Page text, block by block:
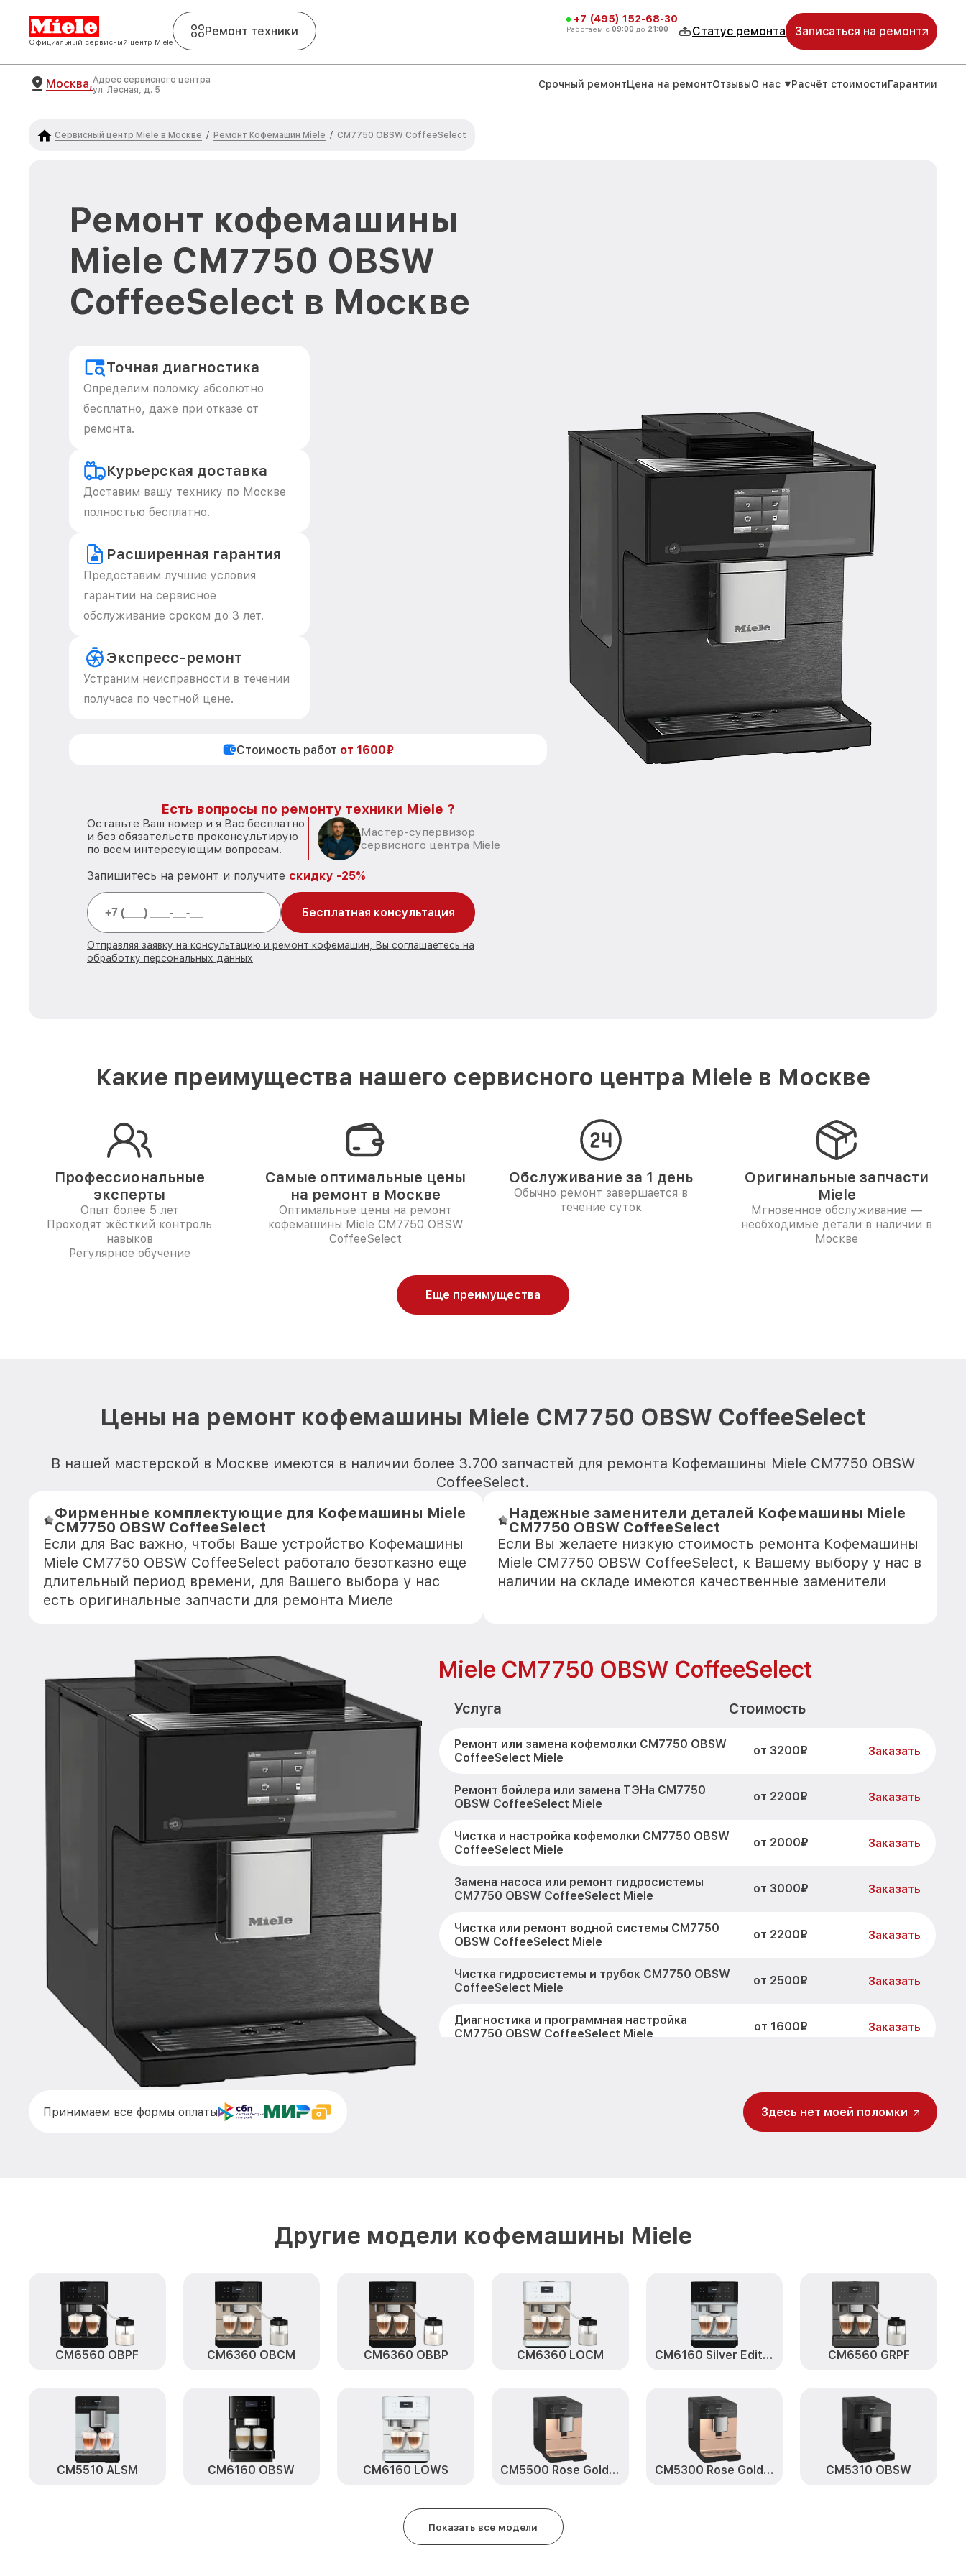
Официальный сервисный центр Miele
Ремонт техники
+7 (495) 152-68-30
Работаем с 09:00 до 21:00 Статус ремонта Записаться на ремонт
Москва,Адрес сервисного центра
ул. Лесная, д. 5
Срочный ремонтЦена на ремонтОтзывыО нас Расчёт стоимостиГарантии
Сервисный центр Miele в Москве / Ремонт Кофемашин Miele / CM7750 OBSW CoffeeSelect
Ремонт кофемашины
Miele CM7750 OBSW
CoffeeSelect в Москве
Точная диагностика
Определим поломку абсолютно
бесплатно, даже при отказе от
ремонта.
Курьерская доставка
Доставим вашу технику по Москве
полностью бесплатно.
Расширенная гарантия
Предоставим лучшие условия
гарантии на сервисное
обслуживание сроком до 3 лет.
Экспресс-ремонт
Устраним неисправности в течении
получаса по честной цене.
Стоимость работ от 1600₽
Есть вопросы по ремонту техники Miele ?
Оставьте Ваш номер и я Вас бесплатно
и без обязательств проконсультирую
по всем интересующим вопросам.
Мастер-супервизор
сервисного центра Miele
Запишитесь на ремонт и получите скидку -25%
Бесплатная консультация
Отправляя заявку на консультацию и ремонт кофемашин, Вы соглашаетесь на
обработку персональных данных
Какие преимущества нашего сервисного центра Miele в Москве
Профессиональные
эксперты
Опыт более 5 лет
Проходят жёсткий контроль
навыков
Регулярное обучение
Самые оптимальные цены
на ремонт в Москве
Оптимальные цены на ремонт
кофемашины Miele CM7750 OBSW
CoffeeSelect
Обслуживание за 1 день
Обычно ремонт завершается в
течение суток
Оригинальные запчасти
Miele
Мгновенное обслуживание —
необходимые детали в наличии в
Москве
Еще преимущества
Цены на ремонт кофемашины Miele CM7750 OBSW CoffeeSelect
В нашей мастерской в Москве имеются в наличии более 3.700 запчастей для ремонта Кофемашины Miele CM7750 OBSW
CoffeeSelect.
Фирменные комплектующие для Кофемашины Miele
CM7750 OBSW CoffeeSelect
Если для Вас важно, чтобы Ваше устройство Кофемашины
Miele CM7750 OBSW CoffeeSelect работало безотказно еще
длительный период времени, для Вашего выбора у нас
есть оригинальные запчасти для ремонта Миеле
Надежные заменители деталей Кофемашины Miele
CM7750 OBSW CoffeeSelect
Если Вы желаете низкую стоимость ремонта Кофемашины
Miele CM7750 OBSW CoffeeSelect, к Вашему выбору у нас в
наличии на складе имеются качественные заменители
Miele CM7750 OBSW CoffeeSelect
Услуга Стоимость
Ремонт или замена кофемолки CM7750 OBSW
CoffeeSelect Miele
от 3200₽ Заказать
Ремонт бойлера или замена ТЭНа CM7750
OBSW CoffeeSelect Miele
от 2200₽ Заказать
Чистка и настройка кофемолки CM7750 OBSW
CoffeeSelect Miele
от 2000₽ Заказать
Замена насоса или ремонт гидросистемы
CM7750 OBSW CoffeeSelect Miele
от 3000₽ Заказать
Чистка или ремонт водной системы CM7750
OBSW CoffeeSelect Miele
от 2200₽ Заказать
Чистка гидросистемы и трубок CM7750 OBSW
CoffeeSelect Miele
от 2500₽ Заказать
Диагностика и программная настройка
CM7750 OBSW CoffeeSelect Miele
от 1600₽ Заказать
от 3000₽ Заказать
Замена уплотнительных элементов CM7750
Диагностика и ремонт платы управления
CM7750 OBSW CoffeeSelect Miele
Заказать
Принимаем все формы оплаты Здесь нет моей поломки
Другие модели кофемашины Miele
CM6560 OBPF CM6360 OBCM CM6360 OBBP CM6360 LOCM CM6160 Silver Edition CM6560 GRPF
CM5510 ALSM CM6160 OBSW CM6160 LOWS CM5500 Rose Gold ROPF CM5300 Rose Gold ROPF CM5310 OBSW
Показать все модели